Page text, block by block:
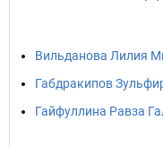
Вильданова Лилия
Габдракипов
Гайфуллина Равза